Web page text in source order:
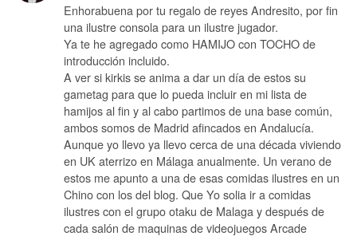
Enhorabuena por tu regalo de reyes Andresito, por fin
una ilustre consola para un ilustre jugador.
Ya te he agregado como HAMIJO con TOCHO de
introducción incluido.
A ver si kirkis se anima a dar un día de estos su
gametag para que lo pueda incluir en mi lista de
hamijos al fin y al cabo partimos de una base común,
ambos somos de Madrid afincados en Andalucía.
Aunque yo llevo ya llevo cerca de una década viviendo
en UK aterrizo en Málaga anualmente. Un verano de
estos me apunto a una de esas comidas ilustres en un
Chino con los del blog. Que Yo solia ir a comidas
ilustres con el grupo otaku de Malaga y después de
cada salón de maquinas de videojuegos Arcade